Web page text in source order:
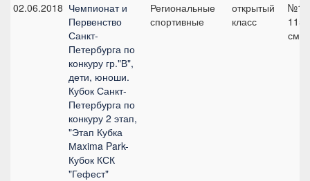
02.06.2018 Чемпионат и
Первенство
Санкт-
Петербурга по
конкуру гр."В",
дети, юноши.
Кубок Санкт-
Петербурга по
конкуру 2 этап,
"Этап Кубка
Мaxima Park-
Кубок КСК
"Гефест"
Региональные
спортивные
открытый
класс
115
см